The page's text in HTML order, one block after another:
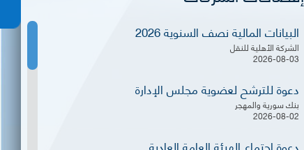
البيانات المالية نصف السنوية 2026
الشركة الأهلية للنقل
2026-08-03
دعوة للترشح لعضوية مجلس الإدارة
بنك سورية والمهجر
2026-08-02